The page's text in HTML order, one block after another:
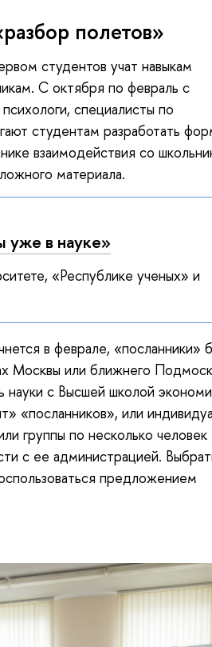
полетов»
студентов учат навыкам
С октября по февраль с
специалисты по
студентам разработать
взаимодействия со
материала.
уже в науке»
«Республике ученых» и
в феврале, «посланники»
Москвы или ближнего
с Высшей школой
«посланников», или
группы по несколько человек
с ее администрацией.
предложением